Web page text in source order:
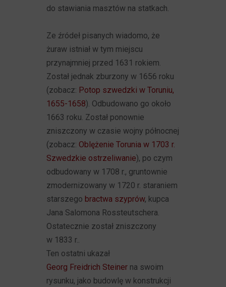
do stawiania masztów na statkach.
Ze źródeł pisanych wiadomo, że
żuraw istniał w tym miejscu
przynajmniej przed 1631 rokiem.
Został jednak zburzony w 1656 roku
(zobacz: Potop szwedzki w Toruniu,
1655-1658). Odbudowano go około
1663 roku. Został ponownie
zniszczony w czasie wojny północnej
(zobacz: Oblężenie Torunia w 1703 r.
Szwedzkie ostrzeliwanie), po czym
odbudowany w 1708 r., gruntownie
zmodernizowany w 1720 r. staraniem
starszego bractwa szyprów, kupca
Jana Salomona Rossteutschera.
Ostatecznie został zniszczony
w 1833 r..
Ten ostatni ukazał
Georg Freidrich Steiner na swoim
rysunku, jako budowlę w konstrukcji